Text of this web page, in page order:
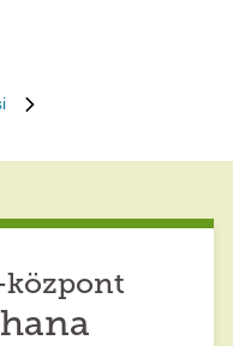
központ